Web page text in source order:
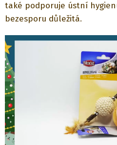
také podporuje ústní
bezesporu důležitá.